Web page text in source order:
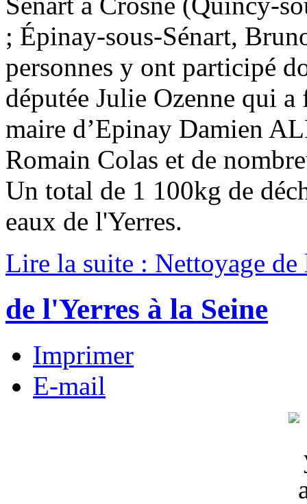
; Épinay-sous-Sénart,
personnes y ont participé
députée Julie Ozenne qui
maire d’Epinay Damien
Romain Colas et de
Un total de 1 100kg de
eaux de l'Yerres.
Lire la suite : Nettoyage de
de l'Yerres à la Seine
Imprimer
E-mail